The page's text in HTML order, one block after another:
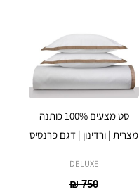
סט מצעים 100% כותנה
מצרית | ורדינון | דגם פרנסיס
DELUXE
₪750
ניתן
לבחור
את
האפשרויות
בעמוד
המוצר